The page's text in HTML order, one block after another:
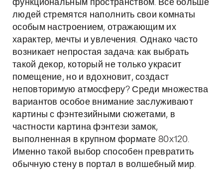
функциональным пространством. Всё больше
людей стремятся наполнить свои комнаты
особым настроением, отражающим их
характер, мечты и увлечения. Однако часто
возникает непростая задача: как выбрать
такой декор, который не только украсит
помещение, но и вдохновит, создаст
неповторимую атмосферу? Среди множества
вариантов особое внимание заслуживают
картины с фэнтезийными сюжетами, в
частности картина фэнтези замок,
выполненная в крупном формате 80x120.
Именно такой выбор способен превратить
обычную стену в портал в волшебный мир.